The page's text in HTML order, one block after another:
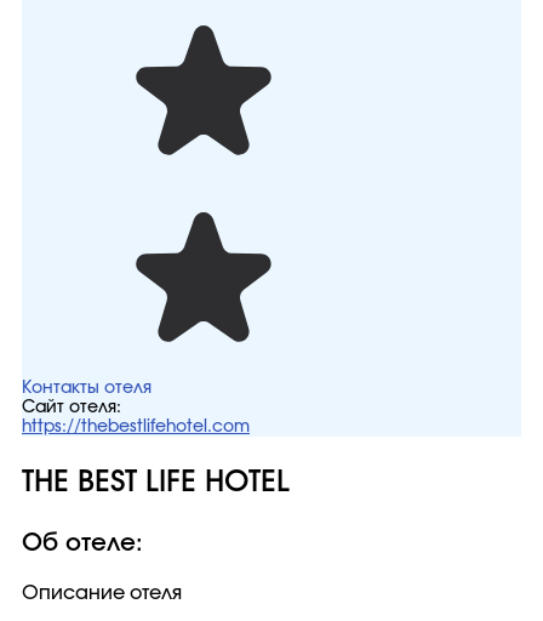
Контакты отеля
Сайт отеля:
https://thebestlifehotel.com
THE BEST LIFE HOTEL
Об отеле:
Описание отеля